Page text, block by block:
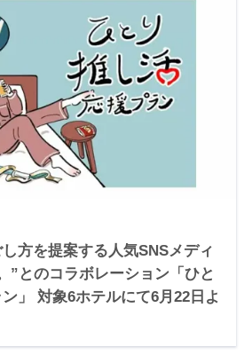
方を提案する人気SNSメディ
”とのコラボレーション「ひと
」 対象6ホテルにて6月22日よ